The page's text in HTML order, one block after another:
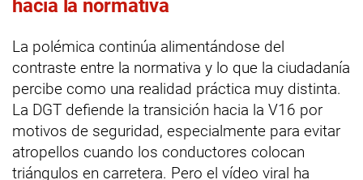
hacia la normativa
La polémica continúa alimentándose del
contraste entre la normativa y lo que la ciudadanía
percibe como una realidad práctica muy distinta.
La DGT defiende la transición hacia la V16 por
motivos de seguridad, especialmente para evitar
atropellos cuando los conductores colocan
triángulos en carretera. Pero el vídeo viral ha